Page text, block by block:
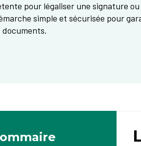
pour légaliser une signature
simple et sécurisée pour
documents.